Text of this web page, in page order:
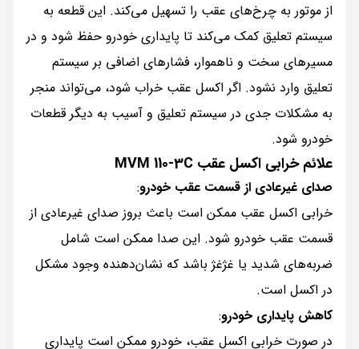
از موتور به چرخ‌های عقب را تسهیل می‌کند. این قطعه به
سیستم تعلیق کمک می‌کند تا پایداری خودرو حفظ شود و در
مسیرهای سخت و ناهموار، فشارهای اضافی بر سیستم
تعلیق وارد نشود. اگر اکسل عقب خراب شود، می‌تواند منجر
به مشکلات جدی در سیستم تعلیق و آسیب به دیگر قطعات
خودرو شود.
علائم خرابی اکسل عقب MVM 110-3C
صدای غیرعادی از قسمت عقب خودرو:
خرابی اکسل عقب ممکن است باعث بروز صدای غیرعادی از
قسمت عقب خودرو شود. این صدا ممکن است شامل
ضربه‌های شدید یا غژغژ باشد که نشان‌دهنده وجود مشکل
در اکسل است.
کاهش پایداری خودرو:
در صورت خرابی اکسل عقب، خودرو ممکن است پایداری